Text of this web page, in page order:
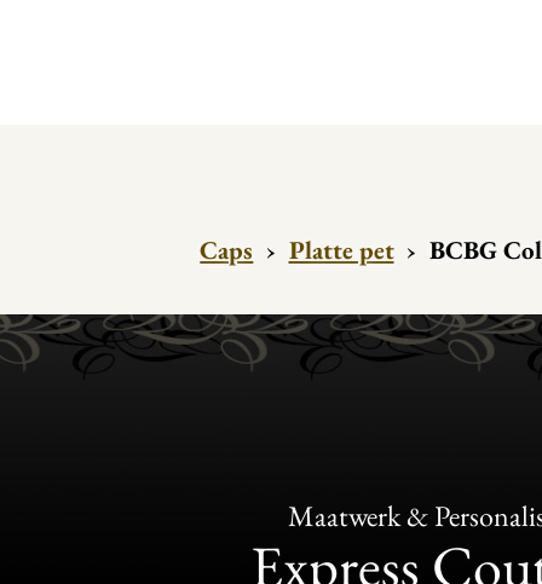
Caps › Platte pet › BCBG
Maatwerk &
Express